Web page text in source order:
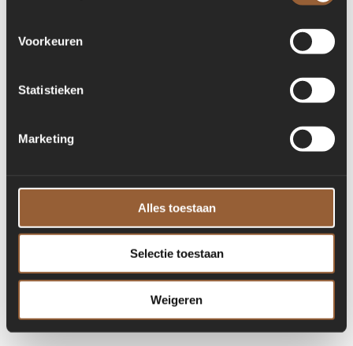
Voorkeuren
Statistieken
Marketing
Alles toestaan
Selectie toestaan
Weigeren